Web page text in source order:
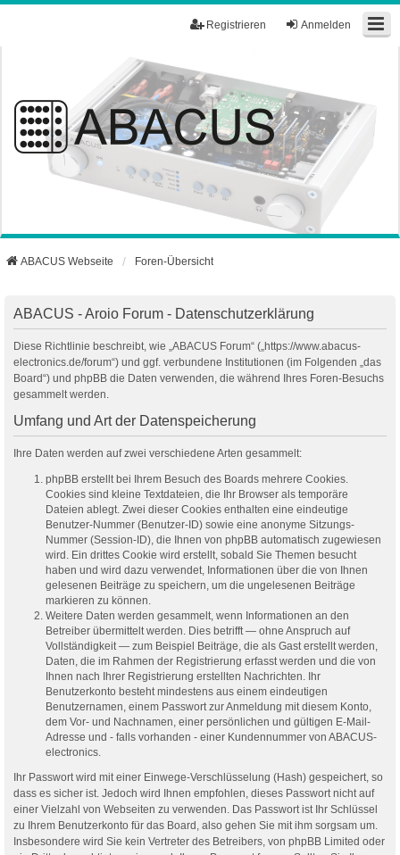
Anmelden
Registrieren
ABACUS Webseite Foren-Übersicht
ABACUS - Aroio Forum - Datenschutzerklärung
Diese Richtlinie beschreibt, wie „ABACUS Forum“ („https://www.abacus-
electronics.de/forum“) und ggf. verbundene Institutionen (im Folgenden „das
Board“) und phpBB die Daten verwenden, die während Ihres Foren-Besuchs
gesammelt werden.
Umfang und Art der Datenspeicherung
Ihre Daten werden auf zwei verschiedene Arten gesammelt:
phpBB erstellt bei Ihrem Besuch des Boards mehrere Cookies.
Cookies sind kleine Textdateien, die Ihr Browser als temporäre
Dateien ablegt. Zwei dieser Cookies enthalten eine eindeutige
Benutzer-Nummer (Benutzer-ID) sowie eine anonyme Sitzungs-
Nummer (Session-ID), die Ihnen von phpBB automatisch zugewiesen
wird. Ein drittes Cookie wird erstellt, sobald Sie Themen besucht
haben und wird dazu verwendet, Informationen über die von Ihnen
gelesenen Beiträge zu speichern, um die ungelesenen Beiträge
markieren zu können.
Weitere Daten werden gesammelt, wenn Informationen an den
Betreiber übermittelt werden. Dies betrifft — ohne Anspruch auf
Vollständigkeit — zum Beispiel Beiträge, die als Gast erstellt werden,
Daten, die im Rahmen der Registrierung erfasst werden und die von
Ihnen nach Ihrer Registrierung erstellten Nachrichten. Ihr
Benutzerkonto besteht mindestens aus einem eindeutigen
Benutzernamen, einem Passwort zur Anmeldung mit diesem Konto,
dem Vor- und Nachnamen, einer persönlichen und gültigen E-Mail-
Adresse und - falls vorhanden - einer Kundennummer von ABACUS-
electronics.
Ihr Passwort wird mit einer Einwege-Verschlüsselung (Hash) gespeichert, so
dass es sicher ist. Jedoch wird Ihnen empfohlen, dieses Passwort nicht auf
einer Vielzahl von Webseiten zu verwenden. Das Passwort ist Ihr Schlüssel
zu Ihrem Benutzerkonto für das Board, also gehen Sie mit ihm sorgsam um.
Insbesondere wird Sie kein Vertreter des Betreibers, von phpBB Limited oder